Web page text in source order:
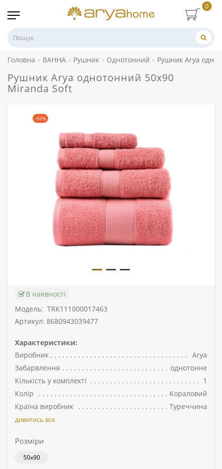
0
Головна ВАННА Рушник Однотонний Рушник Arya
Рушник Arya однотонний 50x90
Miranda Soft
-50%
В наявності
Модель: TRK111000017463
Артикул: 8680943039477
Характеристики:
Виробник
Arya
Забарвлення
однотонне
Кількість у комплекті
1
Колір
Кораловий
Країна виробник
Туреччина
дивитись все
Розміри
50x90